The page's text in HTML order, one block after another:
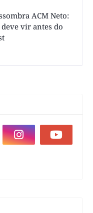
ACM Neto:
vir antes do